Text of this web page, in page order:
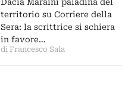
Modigliani…
Dacia Maraini paladina del
territorio su Corriere della
Sera: la scrittrice si schiera
in favore…
di Francesco Sala